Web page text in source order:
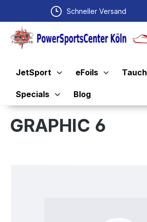
Zur Hauptnavigation
Schneller Versand
JetSport eFoils
Specials Blog
GRAPHIC 6